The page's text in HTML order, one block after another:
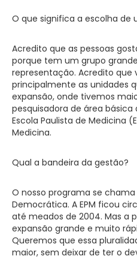
O que significa a escolha
Acredito que as pessoas
porque tem um grupo
representação. Acredito
principalmente as unidades
expansão, onde tivemos
pesquisadora de área básica
Escola Paulista de Medicina
Medicina.
Qual a bandeira da gestão?
O nosso programa se chama
Democrática. A EPM ficou
até meados de 2004. Mas a
expansão grande e muito
Queremos que essa
maior, sem deixar de ter o